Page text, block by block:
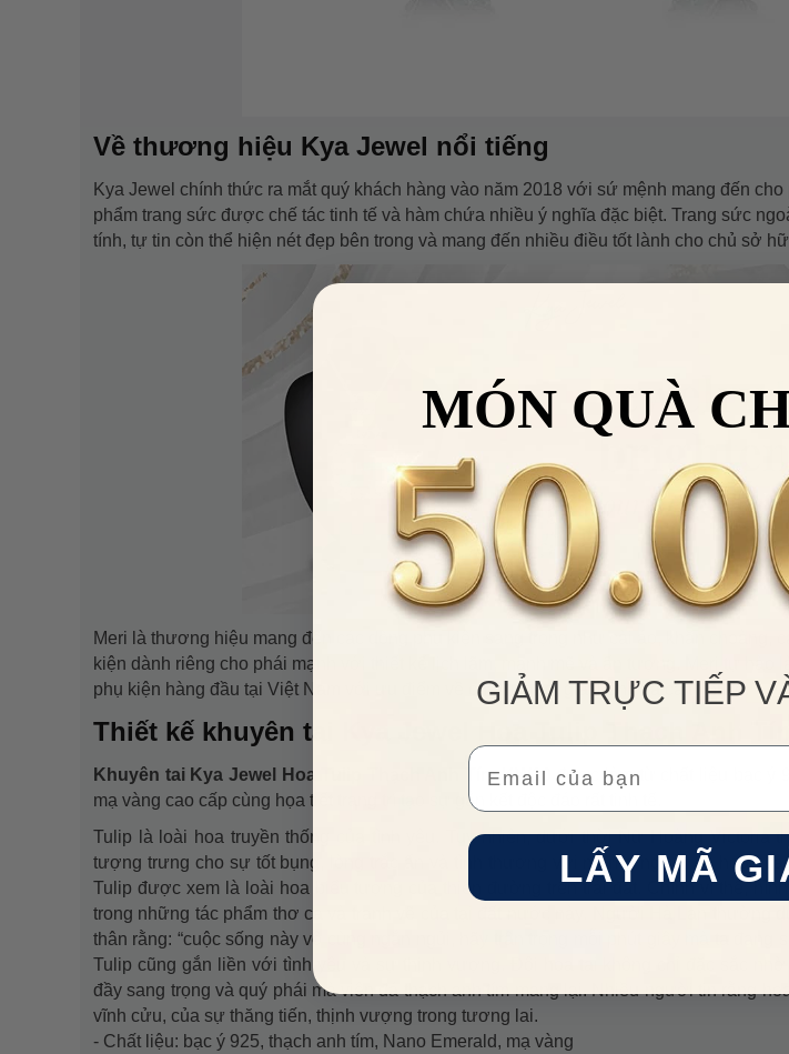
Về thương hiệu Kya Jewel nổi tiếng
Kya Jewel chính thức ra mắt quý khách hàng vào năm 2018 với sứ mệnh mang đến
phẩm trang sức được chế tác tinh tế và hàm chứa nhiều ý nghĩa đặc biệt. Trang sức
tính, tự tin còn thể hiện nét đẹp bên trong và mang đến nhiều điều tốt lành cho chủ sở
Meri là thương hiệu mang đến các dòng phụ kiện sang trọng như cài áo, khăn choàng,
kiện dành riêng cho phái mạnh với thiết kế lịch lãm, mạnh mẽ và ấn tượng. Meri tự hào
phụ kiện hàng đầu tại Việt Nam với ưu điểm về chất lượng, giá thành và cả thiết kế.
Thiết kế khuyên tai Kya Jewel Hoa Tulip Thạch Anh Tím
Khuyên tai Kya Jewel Hoa Tulip Thạch Anh Tím KW10được làm từ chất liệu bạc ý
mạ vàng cao cấp cùng họa tiết trang trí tạo sự gắn kết độc đáo rất tinh tế.
Tulip là loài hoa truyền thống của tình yêu. Tuy nhiên, dưới thời Nữ Hoàng Victoria
tượng trưng cho sự tốt bụng, lòng trắc ẩn và tình thương với những người có hoàn
Tulip được xem là loài hoa biểu tượng của thiên đường trên trái đất. Chính vì thế, hình
trong những tác phẩm thơ ca và tranh vẽ của tại đất nước này. Người Hà Lan thường
thân rằng: “cuộc sống này vô cùng ngắn ngủi, hãy trân trọng mỗi phút giây mà ta đang
Tulip cũng gắn liền với tình yêu và sự thịnh vượng. Đôi hoa tai không chỉ đặc sắc nhờ
đầy sang trọng và quý phái mà viên đá thạch anh tím mang lại. Nhiều người tin rằng
vĩnh cửu, của sự thăng tiến, thịnh vượng trong tương lai.
- Chất liệu: bạc ý 925, thạch anh tím, Nano Emerald, mạ vàng
MÓN QUÀ
GIẢM TRỰC TIẾP
Email
LẤY MÃ